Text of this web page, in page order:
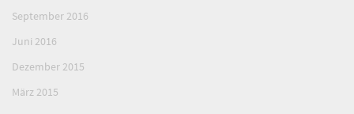
September 2016
Juni 2016
Dezember 2015
März 2015